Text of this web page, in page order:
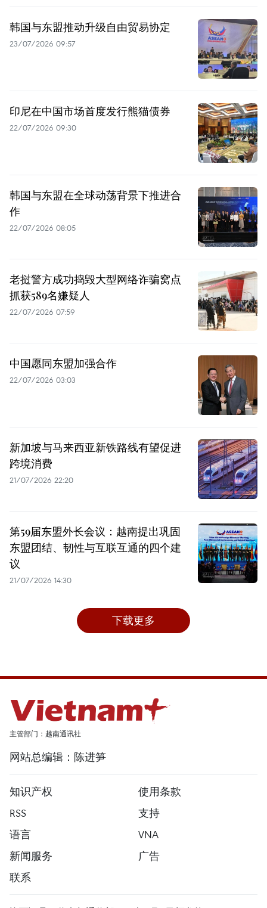
韩国与东盟推动升级自由贸易协定
23/07/2026 09:57
印尼在中国市场首度发行熊猫债券
22/07/2026 09:30
韩国与东盟在全球动荡背景下推进合
作
22/07/2026 08:05
老挝警方成功捣毁大型网络诈骗窝点
抓获589名嫌疑人
22/07/2026 07:59
中国愿同东盟加强合作
22/07/2026 03:03
新加坡与马来西亚新铁路线有望促进
跨境消费
21/07/2026 22:20
第59届东盟外长会议：越南提出巩固
东盟团结、韧性与互联互通的四个建
议
21/07/2026 14:30
下载更多
主管部门：越南通讯社
网站总编辑：陈进笋
知识产权
使用条款
RSS
支持
语言
VNA
新闻服务
广告
联系